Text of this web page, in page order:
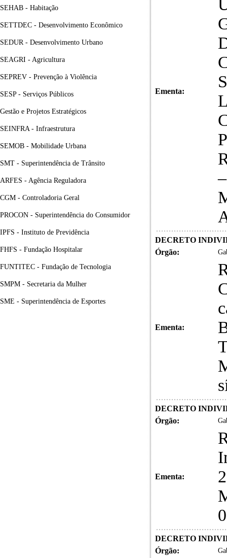
SEHAB - Habitação
SETTDEC - Desenvolvimento Econômico
SEDUR - Desenvolvimento Urbano
SEAGRI - Agricultura
SEPREV - Prevenção à Violência
SESP - Serviços Públicos
Gestão e Projetos Estratégicos
SEINFRA - Infraestrutura
SEMOB - Mobilidade Urbana
SMT - Superintendência de Trânsito
ARFES - Agência Reguladora
CGM - Controladoria Geral
PROCON - Superintendência do Consumidor
IPFS - Instituto de Previdência
FHFS - Fundação Hospitalar
FUNTITEC - Fundação de Tecnologia
SMPM - Secretaria da Mulher
SME - Superintendência de Esportes
Ementa:
DECRETO
Órgão:
Ementa:
DECRETO
Órgão:
Ementa:
DECRETO
Órgão: